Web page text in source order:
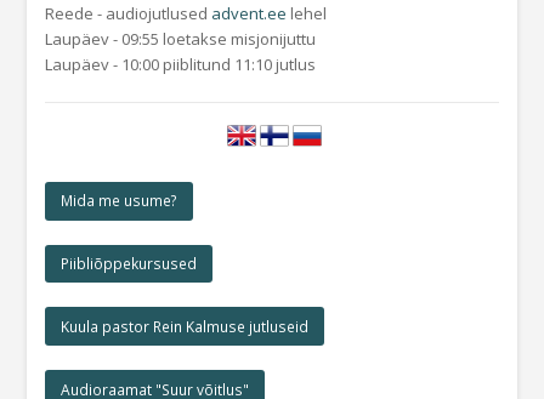
Reede - audiojutlused advent.ee lehel
Laupäev - 09:55 loetakse misjonijuttu
Laupäev - 10:00 piiblitund 11:10 jutlus
Mida me usume?
Piibliõppekursused
Kuula pastor Rein Kalmuse jutluseid
Audioraamat "Suur võitlus"